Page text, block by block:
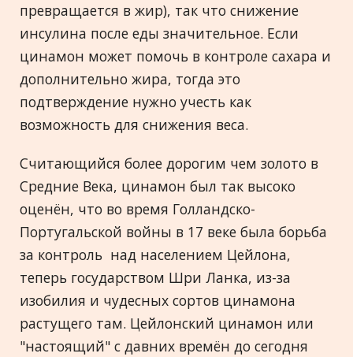
превращается в жир), так что снижение
инсулина после еды значительное. Если
цинамон может помочь в контроле сахара и
дополнительно жира, тогда это
подтверждение нужно учесть как
возможность для снижения веса.
Считающийся более дорогим чем золото в
Средние Века, цинамон был так высоко
оценён, что во время Голландско-
Португальской войны в 17 веке была борьба
за контроль над населением Цейлона,
теперь государством Шри Ланка, из-за
изобилия и чудесных сортов цинамона
растущего там. Цейлонский цинамон или
"настоящий" с давних времён до сегодня